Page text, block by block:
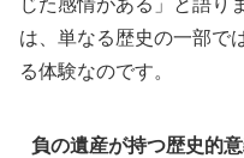
は、単なる歴史の一部で
る体験なのです。
負の遺産が持つ歴史的